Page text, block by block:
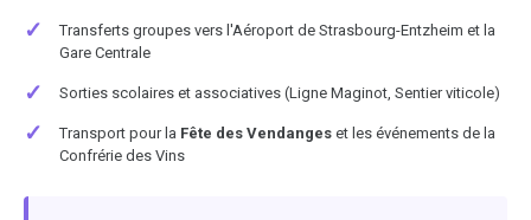
✓
Transferts groupes vers l'Aéroport de Strasbourg-Entzheim et la
Gare Centrale
✓ Sorties scolaires et associatives (Ligne Maginot, Sentier viticole)
✓ Transport pour la Fête des Vendanges et les événements de la
Confrérie des Vins